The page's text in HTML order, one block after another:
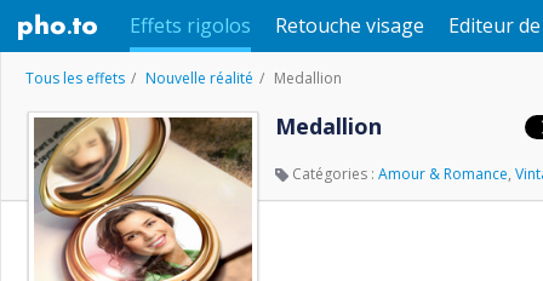
Effets rigolos Retouche visage Editeur
Tous les effets Nouvelle réalité Medallion
Medallion
Catégories : Amour & Romance,